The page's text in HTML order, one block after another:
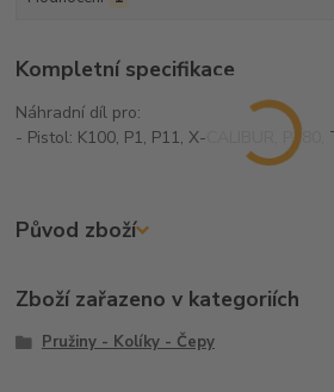
Kompletní specifikace
Náhradní díl pro:
- Pistol: K100, P1, P11, X-CALIBUR,
Původ zboží
Zboží zařazeno v kategoriích
Pružiny - Kolíky - Čepy